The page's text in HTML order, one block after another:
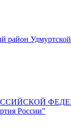
Удмуртской
России"